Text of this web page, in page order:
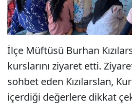
İlçe Müftüsü Burhan
kurslarını ziyaret etti.
sohbet eden Kızılarslan,
içerdiği değerlere dikkat